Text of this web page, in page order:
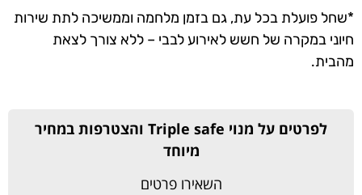
*שחל פועלת בכל עת, גם בזמן מלחמה וממשיכה לתת שירות
חיוני במקרה של חשש לאירוע לבבי – ללא צורך לצאת
מהבית.
לפרטים על מנוי Triple safe והצטרפות במחיר
מיוחד
השאירו פרטים